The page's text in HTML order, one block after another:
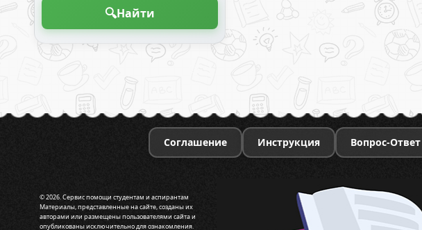
🔍Найти
Соглашение Инструкция Вопрос-Ответ
© 2026. Сервис помощи студентам и аспирантам
Материалы, представленные на сайте, созданы их
авторами или размещены пользователями сайта и
опубликованы исключительно для ознакомления.